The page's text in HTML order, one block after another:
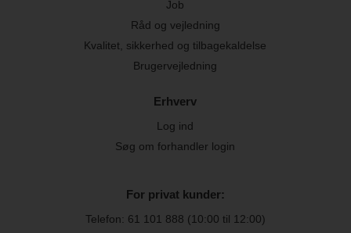
Job
Råd og vejledning
Kvalitet, sikkerhed og tilbagekaldelse
Brugervejledning
Erhverv
Log ind
Søg om forhandler login
For privat kunder:
Telefon: 61 101 888 (10:00 til 12:00)